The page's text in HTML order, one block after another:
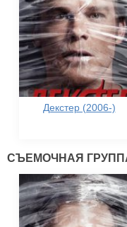
Декстер (2006-)
СЪЕМОЧНАЯ